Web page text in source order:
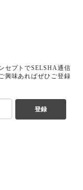
セプトでSELSHA通信
興味あればぜひご登録
登録